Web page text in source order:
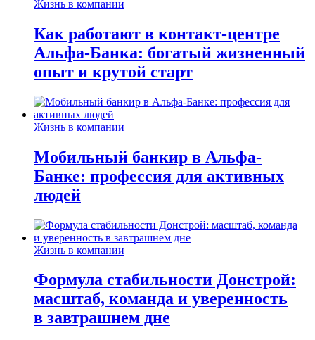
Жизнь в компании
Как работают в контакт-центре
Альфа-Банка: богатый жизненный
опыт и крутой старт
Жизнь в компании
Мобильный банкир в Альфа-
Банке: профессия для активных
людей
Жизнь в компании
Формула стабильности Донстрой:
масштаб, команда и уверенность
в завтрашнем дне